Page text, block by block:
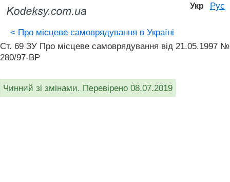
Укр Рус
< Про місцеве самоврядування в Україні
Ст. 69 ЗУ Про місцеве самоврядування вiд 21.05.1997 №
280/97-ВР
Чинний зі змінами. Перевірено 08.07.2019